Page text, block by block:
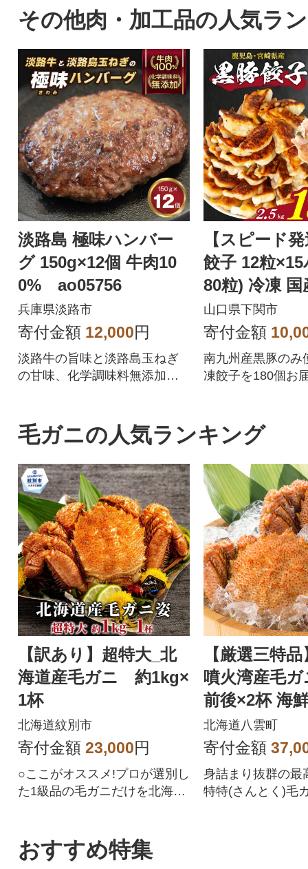
その他肉・加工品の人気ラ
淡路島 極味ハンバー
グ 150g×12個 牛肉10
0% ao05756
兵庫県淡路市
寄付金額 12,000円
淡路牛の旨味と淡路島玉ねぎ
の甘味、化学調味料無添加の
【スピード
餃子 12粒
80粒) 冷凍 国
あり IB051
山口県下関市
寄付金額
南九州産黒豚のみ
凍餃子を180個お
黒豚餃子を、是非
楽しみ下さい!!
毛ガニの人気ランキング
【訳あり】超特大_北
海道産毛ガニ 約1kg×
1杯
北海道紋別市
寄付金額 23,000円
○ここがオススメ!プロが選別し
た1級品の毛ガニだけを北海道
も抜群!芳醇なミソとしっとり
とした身質を、ぜひご賞味く
【厳選三特
噴火湾産毛
前後×2杯 海
八雲町
北海道八雲町
寄付金額
身詰まり抜群の最
特特(さんとく)毛
おすすめ特集